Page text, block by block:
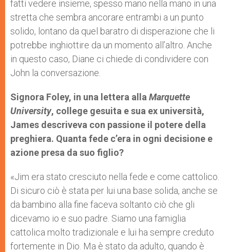
fatti vedere insieme, spesso mano nella mano in una
stretta che sembra ancorare entrambi a un punto
solido, lontano da quel baratro di disperazione che li
potrebbe inghiottire da un momento all’altro. Anche
in questo caso, Diane ci chiede di condividere con
John la conversazione.
Signora Foley, in una lettera alla Marquette
University, college gesuita e sua ex università,
James descriveva con passione il potere della
preghiera. Quanta fede c’era in ogni decisione e
azione presa da suo figlio?
«Jim era stato cresciuto nella fede e come cattolico.
Di sicuro ciò è stata per lui una base solida, anche se
da bambino alla fine faceva soltanto ciò che gli
dicevamo io e suo padre. Siamo una famiglia
cattolica molto tradizionale e lui ha sempre creduto
fortemente in Dio. Ma è stato da adulto, quando è